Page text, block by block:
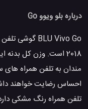
درباره بلو ویوو Go
مندان به تلفن همراه